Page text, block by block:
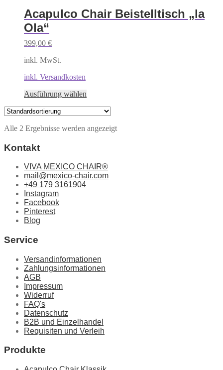
mehrere
Varianten
werden
Acapulco Chair Beistelltisch „la
Ola“
399,00 €
inkl. MwSt.
inkl. Versandkosten
Ausführung wählen
Varianten
können
auf
Alle 2 Ergebnisse werden angezeigt
Kontakt
VIVA MEXICO CHAIR®
mail@mexico-chair.com
+49 179 3161904
Instagram
Facebook
Pinterest
Blog
Service
Versandinformationen
Zahlungsinformationen
AGB
Impressum
Widerruf
FAQ's
Datenschutz
B2B und Einzelhandel
Requisiten und Verleih
Produkte